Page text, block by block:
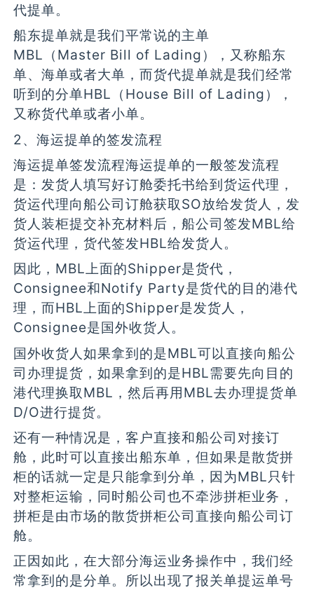
代提单。
船东提单就是我们平常说的主单
MBL（Master Bill of Lading），又称船东
单、海单或者大单，而货代提单就是我们经常
听到的分单HBL（House Bill of Lading），
又称货代单或者小单。
2、海运提单的签发流程
海运提单签发流程海运提单的一般签发流程
是：发货人填写好订舱委托书给到货运代理，
货运代理向船公司订舱获取SO放给发货人，发
货人装柜提交补充材料后，船公司签发MBL给
货运代理，货代签发HBL给发货人。
因此，MBL上面的Shipper是货代，
Consignee和Notify Party是货代的目的港代
理，而HBL上面的Shipper是发货人，
Consignee是国外收货人。
国外收货人如果拿到的是MBL可以直接向船公
司办理提货，如果拿到的是HBL需要先向目的
港代理换取MBL，然后再用MBL去办理提货单
D/O进行提货。
还有一种情况是，客户直接和船公司对接订
舱，此时可以直接出船东单，但如果是散货拼
柜的话就一定是只能拿到分单，因为MBL只针
对整柜运输，同时船公司也不牵涉拼柜业务，
拼柜是由市场的散货拼柜公司直接向船公司订
舱。
正因如此，在大部分海运业务操作中，我们经
常拿到的是分单。所以出现了报关单提运单号